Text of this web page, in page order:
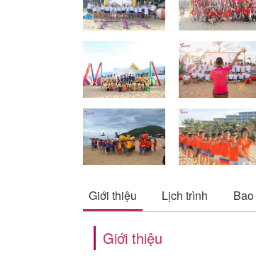
Giới thiệu Lịch trình
Giới thiệu